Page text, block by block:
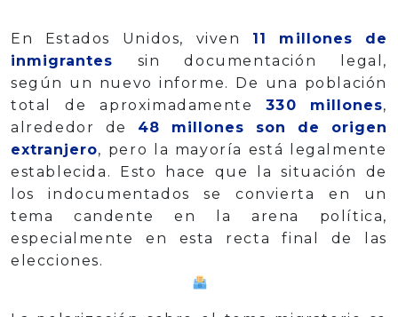
En Estados Unidos, viven 11 millones de
inmigrantes sin documentación legal,
según un nuevo informe. De una población
total de aproximadamente330 millones,
alrededor de 48 millones son de origen
extranjero, pero la mayoría está legalmente
establecida. Esto hace que la situación de
los indocumentados se convierta en un
tema candente en la arena política,
especialmente en esta recta final de las
elecciones.